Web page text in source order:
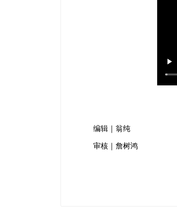
编辑｜翁纯
审核｜詹树鸿